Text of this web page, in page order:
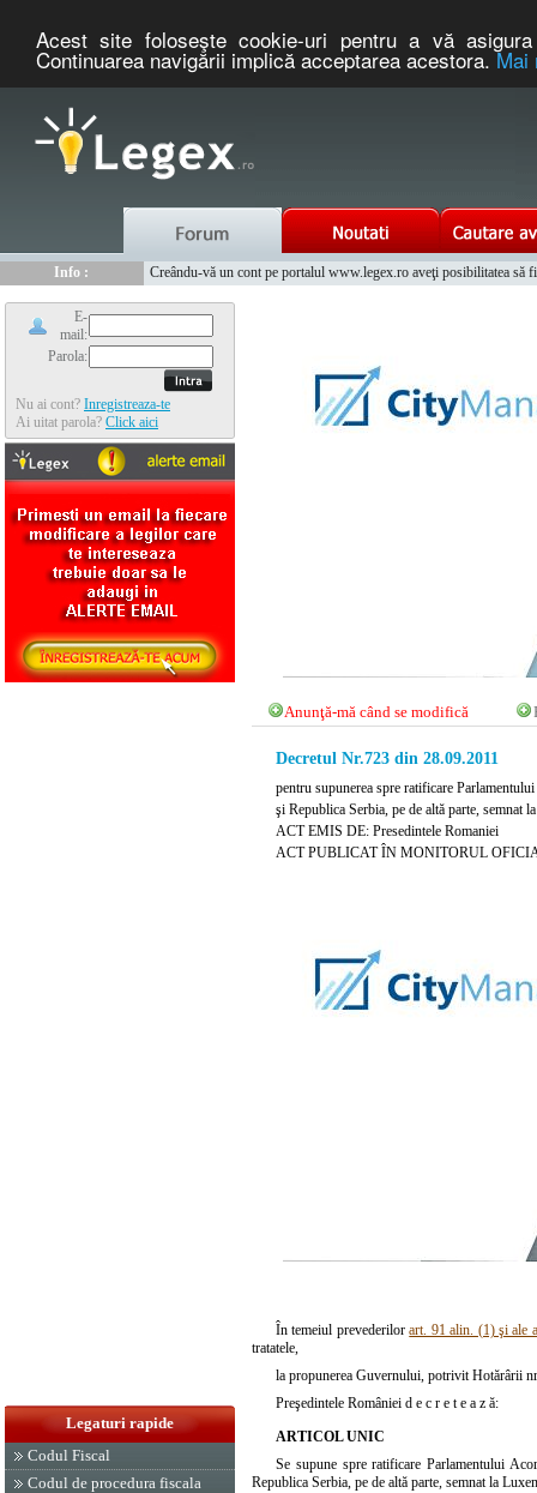
Acest site foloseşte cookie-uri pentru a vă
Continuarea navigării implică acceptarea acestora.Mai
Info :
Creându-vă un cont pe portalul www.legex.ro aveţi posibilitatea să
E-
mail:
Parola:
Nu ai cont? Inregistreaza-te
Ai uitat parola? Click aici
Legaturi rapide
Codul Fiscal
Codul de procedura fiscala
Anunţă-mă când se modifică
Decretul Nr.723 din 28.09.2011
pentru supunerea spre ratificare
şi Republica Serbia, pe de altă parte, semnat
ACT EMIS DE: Presedintele Romaniei
ACT PUBLICAT ÎN MONITORUL
În temeiul prevederilorart. 91 alin. (1) şi ale
tratatele,
la propunerea Guvernului, potrivit Hotărârii
Preşedintele României d e c r e t e a z ă:
ARTICOL UNIC
Se supune spre ratificare Parlamentului
Republica Serbia, pe de altă parte, semnat la